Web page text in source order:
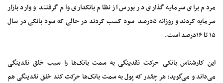
مردم برای سرمایه گذاری در بورس از نظام بانکداری وام گرفتند و وارد بازار
سرمایه کردند و روزانه ۵درصد سود کسب کردند در حالی که سود بانکی در سال
۱۵ تا ۱۶درصد است.
این کارشناس بانکی حرکت نقدینگی به سمت بانک‌ها را سبب خلق نقدینگی
می‌داند و می‌گوید: هر چقدر که پول به سمت بانک‌ها حرکت کند خلق نقدینگی هم